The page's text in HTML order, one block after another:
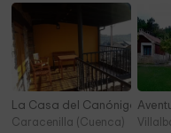
La Casa del Canónigo
Caracenilla (Cuenca)